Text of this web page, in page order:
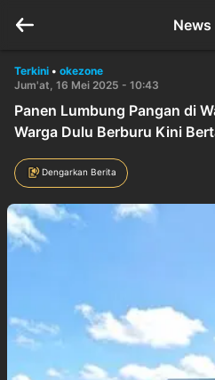
News
Terkini • okezone
Jum'at, 16 Mei 2025 - 10:43
Panen Lumbung Pangan di
Warga Dulu Berburu Kini
Dengarkan Berita